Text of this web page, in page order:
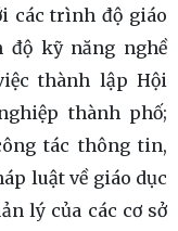
các trình độ giáo
độ kỹ năng nghề
thành lập Hội
thành phố;
tác thông tin,
luật về giáo dục
lý của các cơ sở